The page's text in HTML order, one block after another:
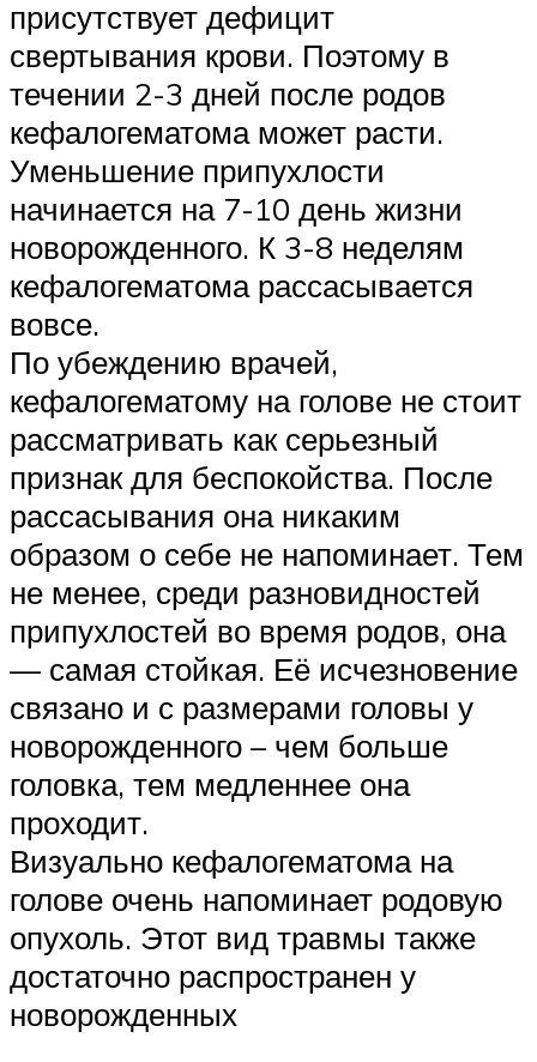
присутствует дефицит
свертывания крови. Поэтому в
течении 2-3 дней после родов
кефалогематома может расти.
Уменьшение припухлости
начинается на 7-10 день жизни
новорожденного. К 3-8 неделям
кефалогематома рассасывается
вовсе.
По убеждению врачей,
кефалогематому на голове не стоит
рассматривать как серьезный
признак для беспокойства. После
рассасывания она никаким
образом о себе не напоминает. Тем
не менее, среди разновидностей
припухлостей во время родов, она
— самая стойкая. Её исчезновение
связано и с размерами головы у
новорожденного – чем больше
головка, тем медленнее она
проходит.
Визуально кефалогематома на
голове очень напоминает родовую
опухоль. Этот вид травмы также
достаточно распространен у
новорожденных